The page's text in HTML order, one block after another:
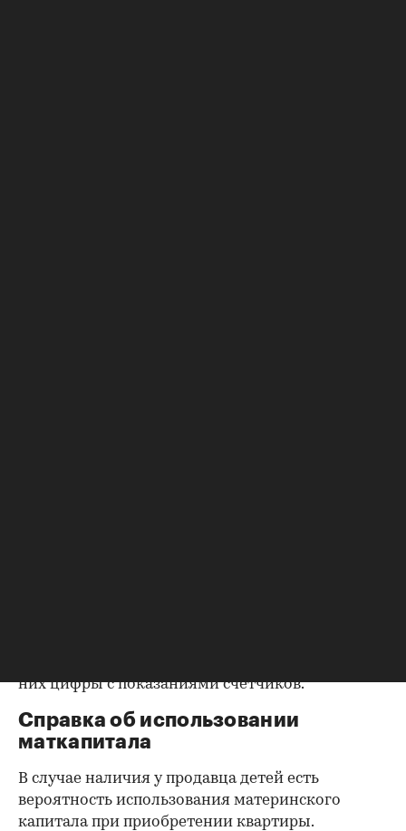
них цифры с показаниями счетчиков.
Справка об использовании
маткапитала
В случае наличия у продавца детей есть
вероятность использования материнского
капитала при приобретении квартиры.